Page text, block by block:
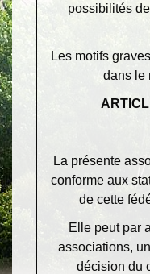
possibilités
Les motifs
dans le
La présente
conforme aux
de cette
Elle peut par
associations,
décision du